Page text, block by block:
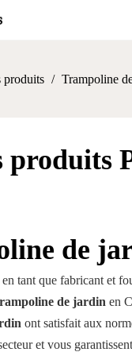
produits / Trampoline
produits
de
en tant que fabricant et
de jardin en
ont satisfait aux
et vous